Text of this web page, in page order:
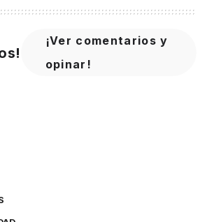
¡Ver comentarios y
opinar!